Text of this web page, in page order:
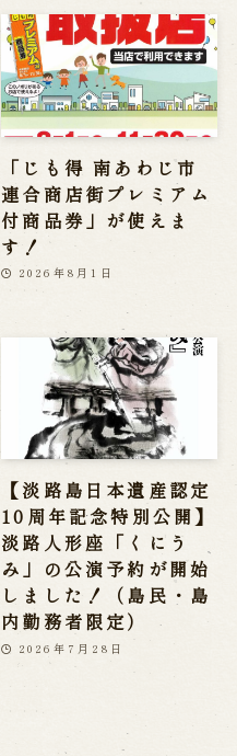
「じも得 南あわじ市
連合商店街プレミアム
付商品券」が使えま
す！
2026年8月1日
【淡路島日本遺産認定
10周年記念特別公開】
淡路人形座「くにう
み」の公演予約が開始
しました！（島民・島
内勤務者限定）
2026年7月28日